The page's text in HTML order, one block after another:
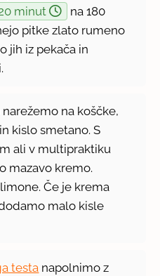
minut
na 180
pitke zlato rumeno
jih iz pekača in
na koščke,
kislo smetano. S
ali v multipraktiku
mazavo kremo.
Če je krema
malo kisle
testa napolnimo z